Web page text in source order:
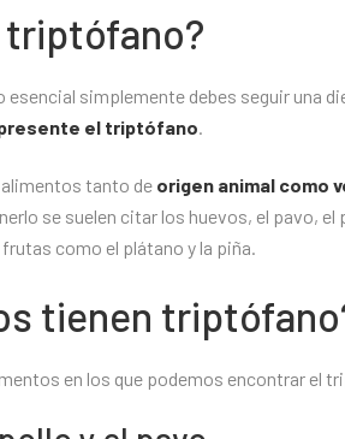
triptófano?
simplemente debes seguir una
el triptófano
tanto de origen animal como
se suelen citar los huevos, el pavo,
como el plátano y la piña.
tienen
en los que podemos encontrar el